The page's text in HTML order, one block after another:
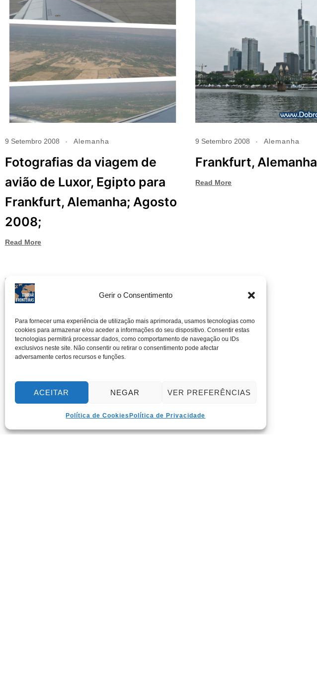
Gerir o Consentimento
Para fornecer uma experiência de utilização mais aprimorada, usamos tecnologias como
cookies para armazenar e/ou aceder a informações do seu dispositivo. Consentir estas
tecnologias permitirá processar dados, como comportamento de navegação ou IDs
exclusivos neste site. Não consentir ou retirar o consentimento pode afectar
adversamente certos recursos e funções.
ACEITAR NEGAR VER PREFERÊNCIAS
Política de Cookies Política de Privacidade
9 Setembro 2008 Alemanha
Fotografias da viagem de
avião de Luxor, Egipto para
Frankfurt, Alemanha; Agosto
2008;
Read More
9 Setembro 2008 Alemanha
Frankfurt, Alemanha
Read More
28 Agosto 2008 Alemanha